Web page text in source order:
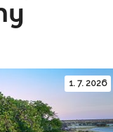
1. 7. 2026